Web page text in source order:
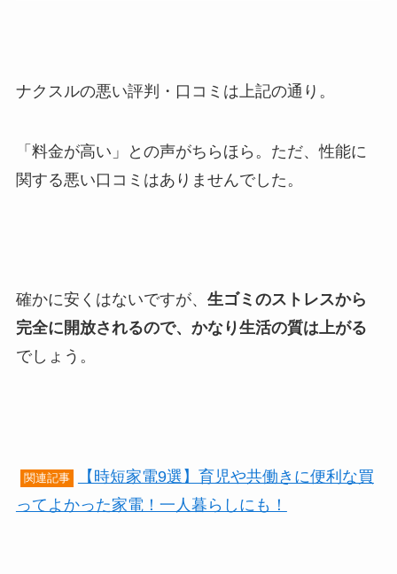
ナクスルの悪い評判・口コミは上記の通り。
「料金が高い」との声がちらほら。ただ、性能に
関する悪い口コミはありませんでした。
確かに安くはないですが、 生ゴミのストレスから
完全に開放されるので、かなり生活の質は上がる
でしょう。
関連記事
【時短家電9選】育児や共働きに便利な買
ってよかった家電！一人暮らしにも！